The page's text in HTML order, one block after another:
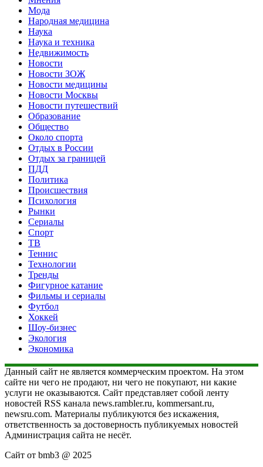
Мода
Народная медицина
Наука
Наука и техника
Недвижимость
Новости
Новости ЗОЖ
Новости медицины
Новости Москвы
Новости путешествий
Образование
Общество
Около спорта
Отдых в России
Отдых за границей
ПДД
Политика
Происшествия
Психология
Рынки
Сериалы
Спорт
ТВ
Теннис
Технологии
Тренды
Фигурное катание
Фильмы и сериалы
Футбол
Хоккей
Шоу-бизнес
Экология
Экономика
Данный сайт не является коммерческим проектом. На этом
сайте ни чего не продают, ни чего не покупают, ни какие
услуги не оказываются. Сайт представляет собой ленту
новостей RSS канала news.rambler.ru, kommersant.ru,
newsru.com. Материалы публикуются без искажения,
ответственность за достоверность публикуемых новостей
Администрация сайта не несёт.
Сайт от bmb3 @ 2025